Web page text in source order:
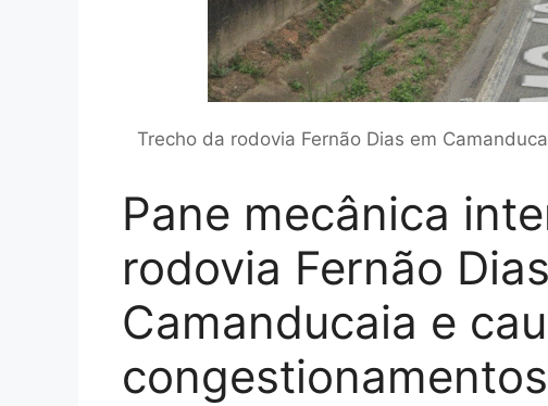
Trecho da rodovia Fernão Dias em
Pane mecânica
rodovia Fernão
Camanducaia e
congestionamentos